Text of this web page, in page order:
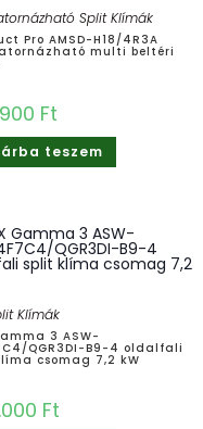
Split Klímák
Pro AMSD-H18/4R3A
multi beltéri
Ft
teszem
Klímák
3 ASW-
QGR3DI-B9-4 oldalfali
csomag 7,2 kW
Ft